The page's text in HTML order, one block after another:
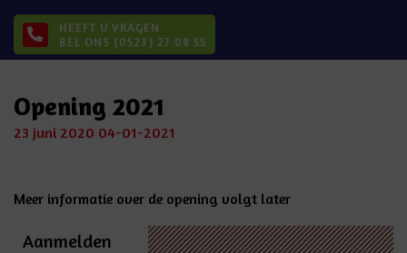
HEEFT U VRAGEN
BEL ONS (0523) 27 08 55
Opening 2021
23 juni 2020 04-01-2021
Meer informatie over de opening volgt later
Aanmelden